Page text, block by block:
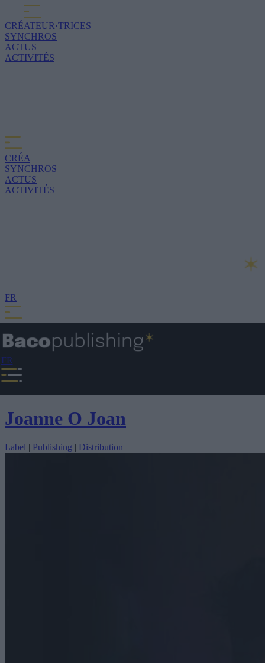
CRÉATEUR·TRICES
SYNCHROS
ACTUS
ACTIVITÉS
CRÉA
SYNCHROS
ACTUS
ACTIVITÉS
FR
FR
Joanne O Joan
Label | Publishing | Distribution